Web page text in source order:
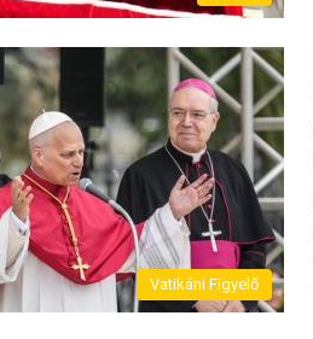
Vatikáni Figyelő